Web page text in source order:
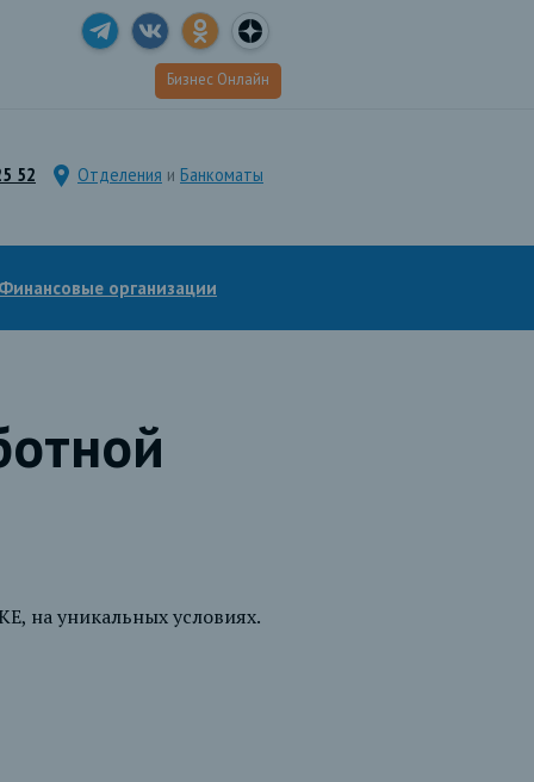
Бизнес Онлайн
52 Отделения и Банкоматы
Финансовые организации
на уникальных условиях.